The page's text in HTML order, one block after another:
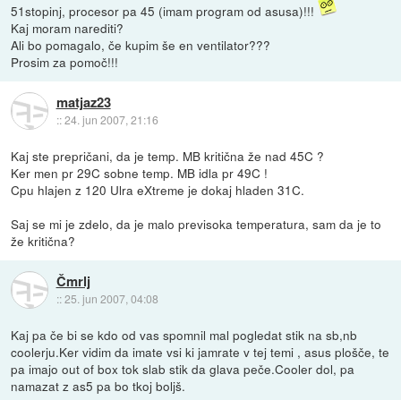
51stopinj, procesor pa 45 (imam program od asusa)!!!
Kaj moram narediti?
Ali bo pomagalo, če kupim še en ventilator???
Prosim za pomoč!!!
matjaz23
::24. jun 2007, 21:16
Kaj ste prepričani, da je temp. MB kritična že nad 45C ?
Ker men pr 29C sobne temp. MB idla pr 49C !
Cpu hlajen z 120 Ulra eXtreme je dokaj hladen 31C.
Saj se mi je zdelo, da je malo previsoka temperatura, sam da je to
že kritična?
Čmrlj
::25. jun 2007, 04:08
Kaj pa če bi se kdo od vas spomnil mal pogledat stik na sb,nb
coolerju.Ker vidim da imate vsi ki jamrate v tej temi , asus plošče, te
pa imajo out of box tok slab stik da glava peče.Cooler dol, pa
namazat z as5 pa bo tkoj boljš.